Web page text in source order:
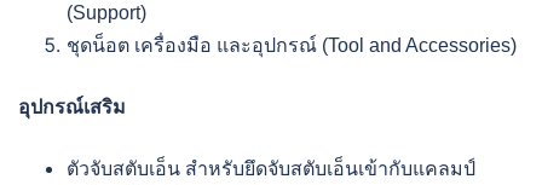
(Support)
ชุดน็อต เครื่องมือ และอุปกรณ์ (Tool and Accessories)
อุปกรณ์เสริม
ตัวจับสตับเอ็น สำหรับยึดจับสตับเอ็นเข้ากับแคลมป์